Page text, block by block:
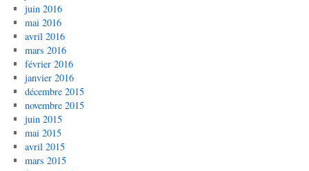
juin 2016
mai 2016
avril 2016
mars 2016
février 2016
janvier 2016
décembre 2015
novembre 2015
juin 2015
mai 2015
avril 2015
mars 2015